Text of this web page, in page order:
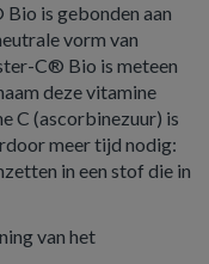
is gebonden aan
vorm van
C® Bio is meteen
deze vitamine
C (ascorbinezuur) is
meer tijd nodig:
in een stof die in
van het